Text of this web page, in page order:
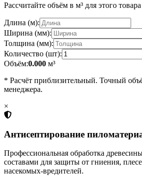
Рассчитайте объём в м³ для этого товара
Длина (м):
Ширина (мм):
Толщина (мм):
Количество (шт):
Объём:0.000 м³
* Расчёт приблизительный. Точный
менеджера.
×
Антисептирование
Профессиональная обработка
составами для защиты от гниения,
насекомых-вредителей.